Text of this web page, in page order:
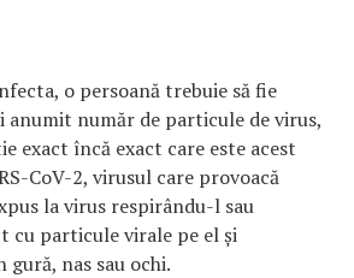
o persoană trebuie să fie
anumit număr de particule de virus,
exact încă exact care este acest
CoV-2, virusul care provoacă
la virus respirându-l sau
cu particule virale pe el și
nas sau ochi.